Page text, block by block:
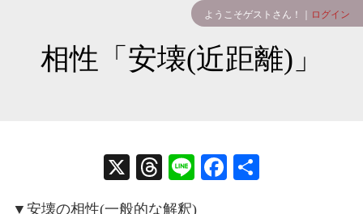
ようこそゲストさん！｜ ログイン
相性「安壊(近距離)」
X
T
Li
Fa
▼安壊の相性(一般的な解釈)